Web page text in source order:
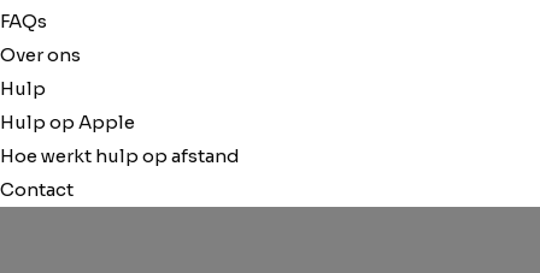
FAQs
Over ons
Hulp
Hulp op Apple
Hoe werkt hulp op afstand
Contact